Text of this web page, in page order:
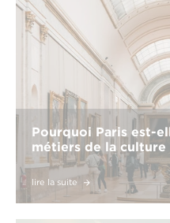
Pourquoi Paris est-
métiers de la culture
lire la suite